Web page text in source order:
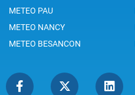
METEO PAU
METEO NANCY
METEO BESANCON